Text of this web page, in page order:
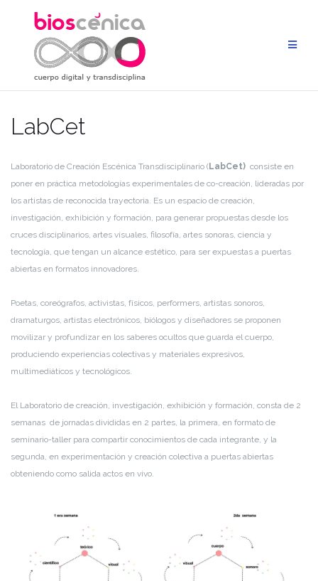
contenido
LabCet
Laboratorio de Creación Escénica Transdisciplinario ( LabCet) consiste en
poner en práctica metodologías experimentales de co-creación, lideradas por
los artistas de reconocida trayectoria. Es un espacio de creación,
investigación, exhibición y formación, para generar propuestas desde los
cruces disciplinarios, artes visuales, filosofía, artes sonoras, ciencia y
tecnología, que tengan un alcance estético, para ser expuestas a puertas
abiertas en formatos innovadores.
Poetas, coreógrafos, activistas, físicos, performers, artistas sonoros,
dramaturgos, artistas electrónicos, biólogos y diseñadores se proponen
movilizar y profundizar en los saberes ocultos que guarda el cuerpo,
produciendo experiencias colectivas y materiales expresivos,
multimediáticos y tecnológicos.
El Laboratorio de creación, investigación, exhibición y formación, consta de 2
semanas de jornadas divididas en 2 partes, la primera, en formato de
seminario-taller para compartir conocimientos de cada integrante, y la
segunda, en experimentación y creación colectiva a puertas abiertas
obteniendo como salida actos en vivo.